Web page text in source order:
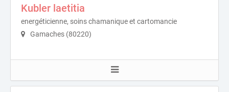
Kubler laetitia
energéticienne, soins chamanique et cartomancie
Gamaches (80220)